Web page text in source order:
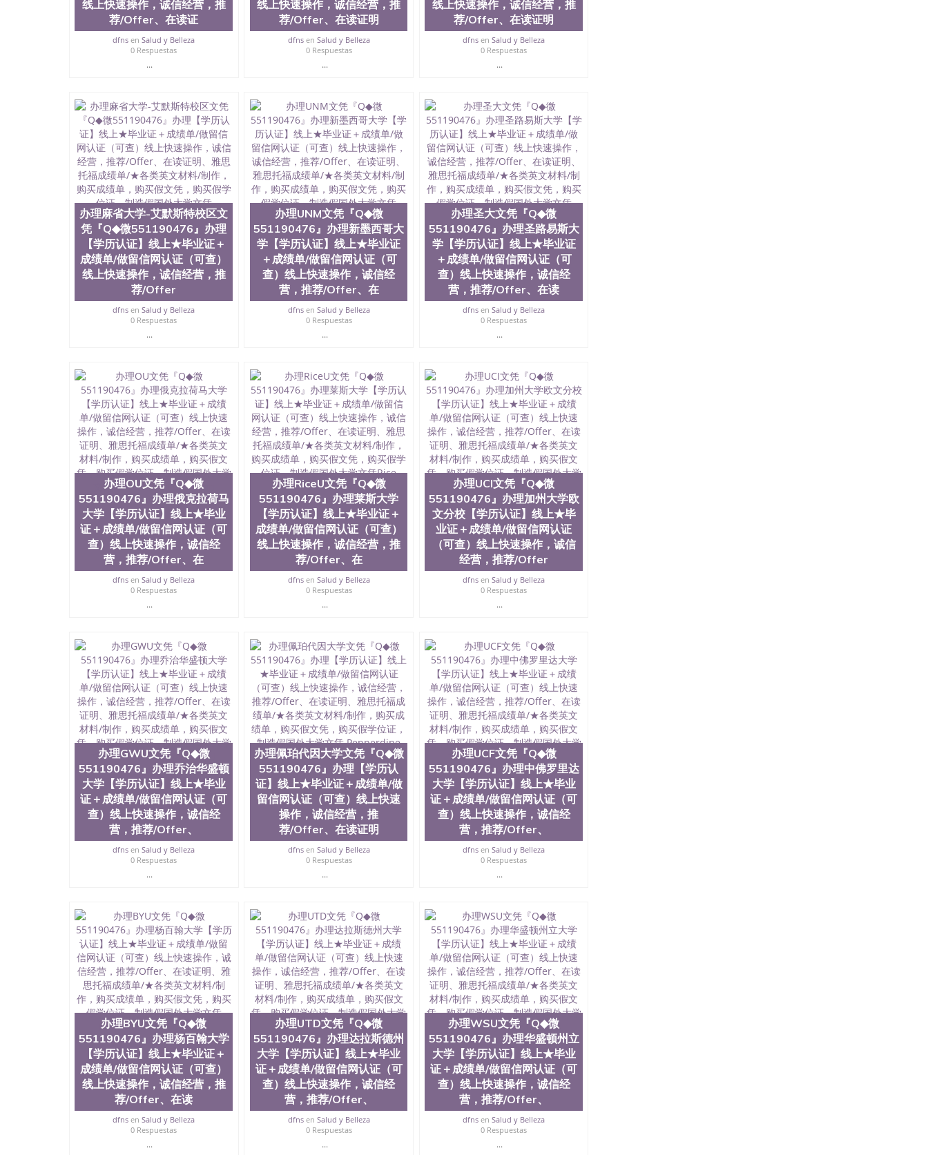
工程、计算机科学、物理学、人工智能、商科、金融专业 1、客户提供相关材料，确定客户办理信息，给
出操作方案； 2、补充毕业证成绩单等相关材料； 3、留服注册申请账号，付定金； 4、预约递交时间，公
司人员陪同客户本人一起去留服递交材料； 5、等待结果，完成结果书留服直接邮寄给客户 6、客户确认收
到结果，付余款。 我们对海外大学及学院的毕业证成绩单所使用的材料，尺寸大小，防伪结构（包括：水
印，阴影底纹，钢印LOGO烫金烫银，LOGO烫金烫银复合重叠。 文字图案浮雕，激光镭射，紫外荧光，温
在读证明等相关材料）的版本更新信息， 能够在时间掌握的海外学历文凭的样版，尺寸大小，纸张材质，
防伪技术等等，并在时间收集到原版实物，以求达到客户的需求。 我们的优势： 我们在保证合理定价的同
时，坚持较高性价比，通过品质和效率不断优化，为您倾情诠释什么是高性价比。 咨询顾问：Sam q/微
信:551190476 Q/微信:551190476办理毕业证成绩单、教育部认证,录取通知书，雅思，留学回国证明.
公司专业制作、办理、仿制、成绩单文凭、改成绩、教育部学历学位认证、毕业证、成绩单、文凭、学历
文凭、假文凭假毕业证假学历书制作、假制作、办理、仿制学位证书、毕业证文凭、文凭毕业证、毕业证
认证、留服认证、使馆认证、使馆证明、使馆留学回国人员证明、留学生认证、学历认证、文凭认证学位
认证、留学生学历认证、留学生学位认证、英国文凭学历、美国文凭学历、澳洲文凭学历、加拿大文凭学
历、新西兰学历认证等q:551190476 微信：551190476 圣何塞州立大学毕业证（San Jose State
University）圣何塞州立大学毕业证（San Jose State University）圣何塞州立大学毕业证（San Jose State
University）圣何塞州立大学成绩单（San Jose State University）圣何塞州立大学成绩单（ San Jose State
University）圣何塞州立大学成绩单（San Jose State University）成绩单圣何塞州立大学文凭（San Jose
State University）圣何塞州立大学（San Jose State University）圣何塞州立大学（San Jose State
University）圣何塞州立大学（ San Jose State University）圣何塞州立大学（San Jose State University）
圣何塞州立大学文凭（San Jose State University）圣何塞州立大学文凭（San Jose State University）文凭
圣何塞州立大学文凭（San Jose State University）圣何塞州立大学学历（ San Jose State University）圣何
塞州立大学学历（San Jose State University）圣何塞州立大学学历（San Jose State University）圣 塞州立
大学学历（San Jose State University）圣何塞州立大学（San Jose State University）圣何塞州立大学
State University）圣何塞州立大学学位证（San Jose State University）圣何塞州立大学（San Jose State
University）圣何塞州立大学（San Jose State University）圣何塞州立大学（San Jose State University）圣
何塞州立大学（San Jose State University）圣何塞州立大学学位证（San Jose State University）圣何塞州
立大学学位证（San Jose State University）圣何塞州立大学结业证（San Jose State University）圣何塞州
立大学结业证（San Jose State University）圣何塞州立大学结业证（San Jose State University）圣何塞州
立大学学位证（San Jose State University）圣何塞州立大学学位证（San Jose State University）圣何塞州
立大学学历证书（San Jose State University）圣何塞州立大学学历证书（San Jose State University）圣何
塞州立大学学历证书（San Jose State University）澳洲读书未毕业找人做文凭学位qq微信551190476澳洲
读CQU中央昆士兰大学学历 绩单购买学位证书/澳洲读本科硕士做文凭/购买澳洲大学毕业证成绩单假文凭
学历offieUniversityofSouthernQueensland 澳洲读书未毕业找人做文凭学位qq微信551190476澳洲读CQU中
央昆士兰大学学历成绩单购买学位证书/澳洲读本科硕士做文凭/购买澳洲大学毕业证成绩单假文凭学历办
理UVa文凭『Q◆微551190476』办理弗吉尼亚大学【学历认证】线上★毕业证＋成绩单/做留信网认证（可
查）线上快速操作，诚信经营，推荐/Offer、在读证明、雅思托福成绩单/★各类英文材料/制作，购买成绩
单，购买假文凭，购买假学位证，制造假国外大学文凭University of Virginia
线上快速操作，诚信经营，推
荐/Offer、在读证
dfns enSalud y Belleza
0 Respuestas
...
线上快速操作，诚信经营，推
荐/Offer、在读证明
dfnsen Salud y Belleza
0 Respuestas
...
线上快速操作，诚信经营，推
荐/Offer、在读证明
dfns enSalud y Belleza
0 Respuestas
...
办理麻省大学-艾默斯特校区文
凭『Q◆微551190476』办理
【学历认证】线上★毕业证＋
成绩单/做留信网认证（可查）
线上快速操作，诚信经营，推
荐/Offer
dfns enSalud y Belleza
0 Respuestas
...
办理UNM文凭『Q◆微
551190476』办理新墨西哥大
学【学历认证】线上★毕业证
＋成绩单/做留信网认证（可
查）线上快速操作，诚信经
营，推荐/Offer、在
dfnsen Salud y Belleza
0 Respuestas
...
办理圣大文凭『Q◆微
551190476』办理圣路易斯大
学【学历认证】线上★毕业证
＋成绩单/做留信网认证（可
查）线上快速操作，诚信经
营，推荐/Offer、在读
dfns enSalud y Belleza
0 Respuestas
...
办理OU文凭『Q◆微
551190476』办理俄克拉荷马
大学【学历认证】线上★毕业
证＋成绩单/做留信网认证（可
查）线上快速操作，诚信经
营，推荐/Offer、在
dfns enSalud y Belleza
0 Respuestas
...
办理RiceU文凭『Q◆微
551190476』办理莱斯大学
【学历认证】线上★毕业证＋
成绩单/做留信网认证（可查）
线上快速操作，诚信经营，推
荐/Offer、在
dfnsen Salud y Belleza
0 Respuestas
...
办理UCI文凭『Q◆微
551190476』办理加州大学欧
文分校【学历认证】线上★毕
业证＋成绩单/做留信网认证
（可查）线上快速操作，诚信
经营，推荐/Offer
dfns enSalud y Belleza
0 Respuestas
...
办理GWU文凭『Q◆微
551190476』办理乔治华盛顿
大学【学历认证】线上★毕业
证＋成绩单/做留信网认证（可
查）线上快速操作，诚信经
营，推荐/Offer、
dfns enSalud y Belleza
0 Respuestas
...
办理佩珀代因大学文凭『Q◆微
551190476』办理【学历认
证】线上★毕业证＋成绩单/做
留信网认证（可查）线上快速
操作，诚信经营，推
荐/Offer、在读证明
dfnsen Salud y Belleza
0 Respuestas
...
办理UCF文凭『Q◆微
551190476』办理中佛罗里达
大学【学历认证】线上★毕业
证＋成绩单/做留信网认证（可
查）线上快速操作，诚信经
营，推荐/Offer、
dfns enSalud y Belleza
0 Respuestas
...
办理BYU文凭『Q◆微
551190476』办理杨百翰大学
【学历认证】线上★毕业证＋
成绩单/做留信网认证（可查）
线上快速操作，诚信经营，推
荐/Offer、在读
dfns enSalud y Belleza
0 Respuestas
...
办理UTD文凭『Q◆微
551190476』办理达拉斯德州
大学【学历认证】线上★毕业
证＋成绩单/做留信网认证（可
查）线上快速操作，诚信经
营，推荐/Offer、
dfnsen Salud y Belleza
0 Respuestas
...
办理WSU文凭『Q◆微
551190476』办理华盛顿州立
大学【学历认证】线上★毕业
证＋成绩单/做留信网认证（可
查）线上快速操作，诚信经
营，推荐/Offer、
dfns enSalud y Belleza
0 Respuestas
...